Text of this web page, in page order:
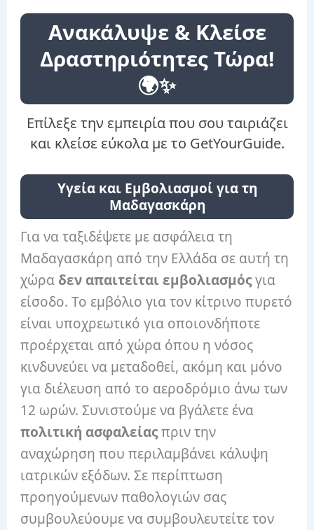
Ανακάλυψε & Κλείσε
Δραστηριότητες Τώρα!
🌍✨
Επίλεξε την εμπειρία που σου ταιριάζει
και κλείσε εύκολα με το GetYourGuide.
Υγεία και Εμβολιασμοί για τη
Μαδαγασκάρη
Για να ταξιδέψετε με ασφάλεια τη
Μαδαγασκάρη από την Ελλάδα σε αυτή τη
χώρα δεν απαιτείται εμβολιασμόςγια
είσοδο. Το εμβόλιο για τον κίτρινο πυρετό
είναι υποχρεωτικό για οποιονδήποτε
προέρχεται από χώρα όπου η νόσος
κινδυνεύει να μεταδοθεί, ακόμη και μόνο
για διέλευση από το αεροδρόμιο άνω των
12 ωρών. Συνιστούμε να βγάλετε ένα
πολιτική ασφαλείαςπριν την
αναχώρηση που περιλαμβάνει κάλυψη
ιατρικών εξόδων. Σε περίπτωση
προηγούμενων παθολογιών σας
συμβουλεύουμε να συμβουλευτείτε τον